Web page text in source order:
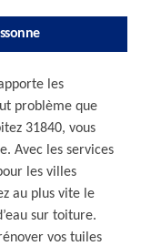
les
problème que
31840, vous
Avec les services
les villes
au plus vite le
sur toiture.
vos tuiles